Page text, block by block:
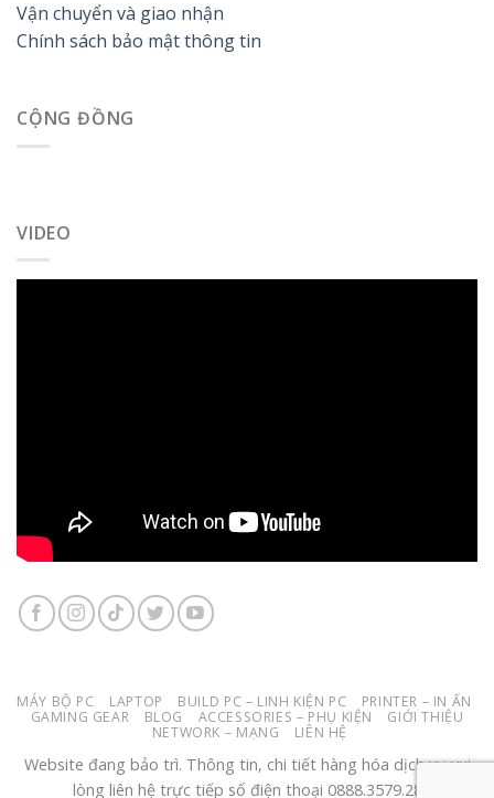
Vận chuyển và giao nhận
Chính sách bảo mật thông tin
CỘNG ĐỒNG
VIDEO
MÁY BỘ PC LAPTOP BUILD PC – LINH KIỆN PC
PRINTER – IN ẤN
GAMING GEAR
BLOG ACCESSORIES – PHỤ KIỆN
GIỚI THIỆU
NETWORK – MẠNG
LIÊN HỆ
Website đang bảo trì. Thông tin, chi tiết hàng hóa dịch vụ vui
lòng liên hệ trực tiếp số điện thoại 0888.3579.28